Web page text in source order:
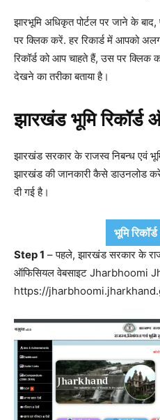
झारभूमि अधिकृत पोर्टल पर जाने के
पर क्लिक करें. हर रिकार्ड में आपको
रिकॉर्ड को आप चाहते हैं, उस पर क्लिक
देखने का तरीका बताया है।
झारखंड भूमि
झारखंड सरकार के राजस्व निबन्ध एवं
झारखंड की जानकारी कैसे डाउनलोड
दी गई है।
भूमि
Step 1 – पहले, झारखंड सरकार के
ऑफिसियल वेबसाइट Jharbhoomi
https://